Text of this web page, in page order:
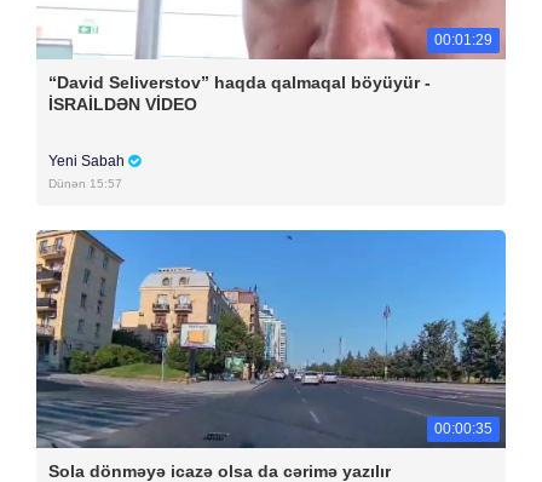
00:01:29
“David Seliverstov” haqda qalmaqal böyüyür -
İSRAİLDƏN VİDEO
Yeni Sabah
Dünən 15:57
00:00:35
Sola dönməyə icazə olsa da cərimə yazılır